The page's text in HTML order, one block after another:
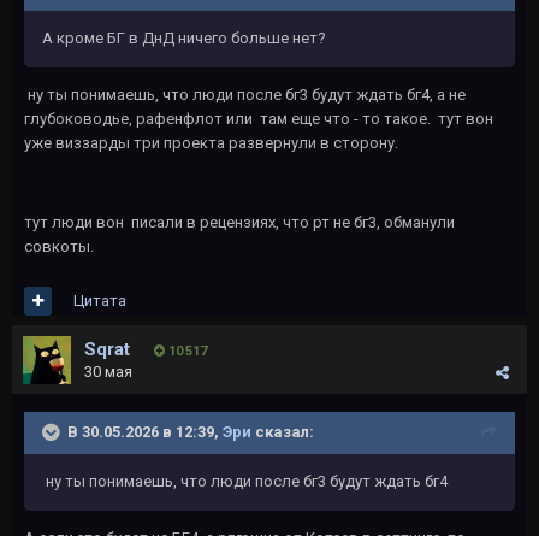
А кроме БГ в ДнД ничего больше нет?
ну ты понимаешь, что люди после бг3 будут ждать бг4, а не
глубоководье, рафенфлот или там еще что - то такое. тут вон
уже виззарды три проекта развернули в сторону.
тут люди вон писали в рецензиях, что рт не бг3, обманули
совкоты.
Цитата
Sqrat 10 517
30 мая
В 30.05.2026 в 12:39, Эри сказал:
ну ты понимаешь, что люди после бг3 будут ждать бг4